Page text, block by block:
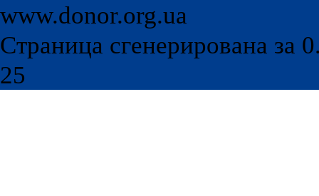
www.donor.org.ua
Страница сгенерирована за
25